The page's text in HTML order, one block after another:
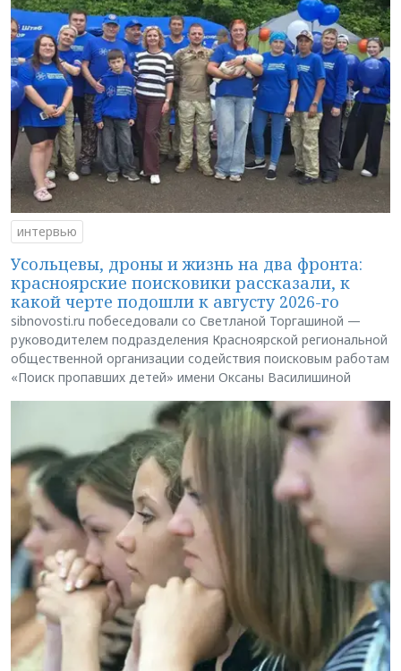
интервью
Усольцевы, дроны и жизнь на два фронта:
красноярские поисковики рассказали, к
какой черте подошли к августу 2026-го
sibnovosti.ru побеседовали со Светланой Торгашиной —
руководителем подразделения Красноярской региональной
общественной организации содействия поисковым работам
«Поиск пропавших детей» имени Оксаны Василишиной